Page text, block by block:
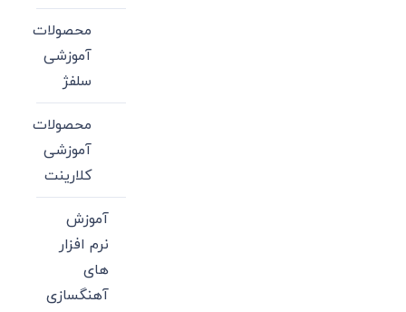
محصولات
آموزشی
سلفژ
محصولات
آموزشی
کلارینت
آموزش
نرم افزار
های
آهنگسازی